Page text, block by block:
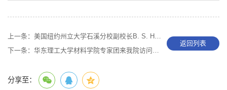
上一条： 美国纽约州立大学石溪分校副校长B. S. Hsiao教授应邀来我院交流
下一条： 华东理工大学材料学院专家团来我院访问交流
返回列表
分享至：